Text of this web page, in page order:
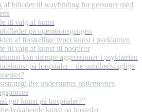
af billeder til wayfinding for personer med
til valg af kunst
på operationsgangen
af forskellige typer kunst i psykiatrien
til valg af kunst til hospicer
kan dæmpe aggressioner i psykiatrien
på hospitaler – de sundhedsfaglige
der understøtter patienternes
gør kunst på hospitaler?”
kunst på bosteder